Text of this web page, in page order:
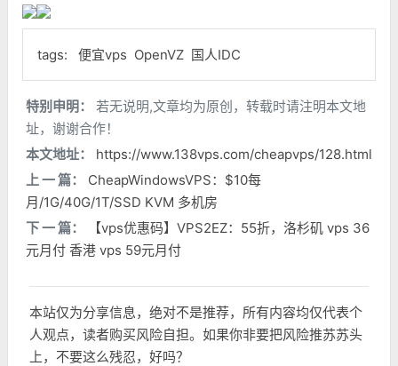
tags: 便宜vps OpenVZ 国人IDC
特别申明：
若无说明,文章均为原创，转载时请注明本文地
址，谢谢合作！
本文地址：
https://www.138vps.com/cheapvps/128.html
上 一 篇：
CheapWindowsVPS：$10每
月/1G/40G/1T/SSD KVM 多机房
下 一 篇：
【vps优惠码】VPS2EZ：55折，洛杉矶 vps 36
元月付 香港 vps 59元月付
本站仅为分享信息，绝对不是推荐，所有内容均仅代表个
人观点，读者购买风险自担。如果你非要把风险推苏苏头
上，不要这么残忍，好吗？